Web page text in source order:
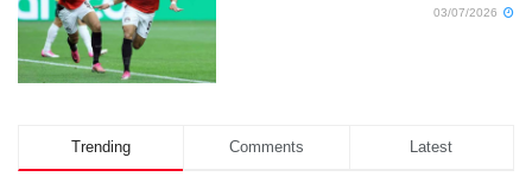
Trending Comments Latest